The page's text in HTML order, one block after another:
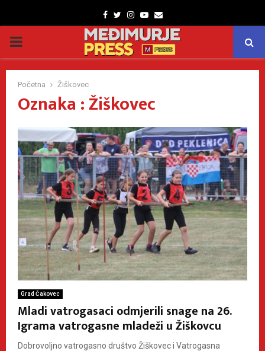
Facebook
TwitterInstagram
Youtube
Email
PRIMARY
MENU
Početna Žiškovec
Oznaka : Žiškovec
Grad Čakovec
Mladi vatrogasaci odmjerili snage na 26.
Igrama vatrogasne mladeži u Žiškovcu
Dobrovoljno vatrogasno društvo Žiškovec i Vatrogasna